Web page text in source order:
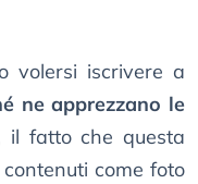
volersi iscrivere a
ne apprezzano le
il fatto che questa
come foto